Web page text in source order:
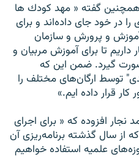
همچنين گفته « مهد كودك ها
را در خود جاى داده‌اند و براى
و پرورش و سازمان
داريم تا براى آموزش مربيان و
صورت گيرد. ضمن اين كه
توسط ارگان‌هاى مختلف را
قرار داده ايم.»
افزوده كه « براى اجراى
سال گذشته برنامه‌ريزى آن
علميه استفاده خواهيم